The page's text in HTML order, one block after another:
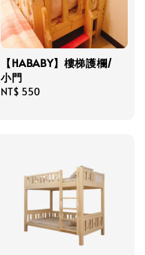
【HABABY】樓梯護欄/
小門
Regular
NT$ 550